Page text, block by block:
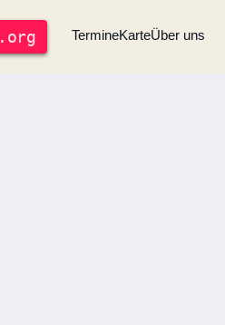
.org TermineKarteÜber uns